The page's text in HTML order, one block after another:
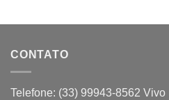
CONTATO
Telefone: (33) 99943-8562